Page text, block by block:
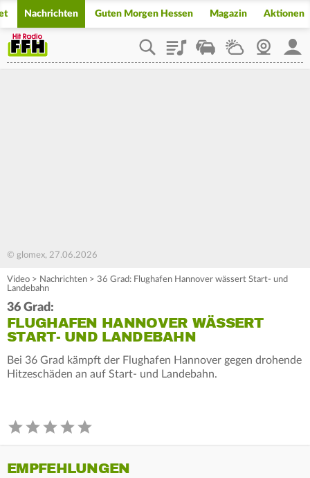
Nachrichten Guten Morgen Hessen Magazin Aktionen
PlaylistStaupilotWetterWebcam
© glomex, 27.06.2026
Video > Nachrichten > 36 Grad: Flughafen Hannover wässert Start- und
Landebahn
36 Grad:
FLUGHAFEN HANNOVER WÄSSERT
START- UND LANDEBAHN
Bei 36 Grad kämpft der Flughafen Hannover gegen drohende
Hitzeschäden an auf Start- und Landebahn.
EMPFEHLUNGEN